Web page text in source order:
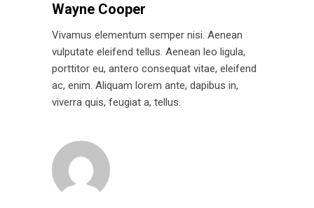
Wayne Cooper
Vivamus elementum semper nisi. Aenean
vulputate eleifend tellus. Aenean leo ligula,
porttitor eu, antero consequat vitae, eleifend
ac, enim. Aliquam lorem ante, dapibus in,
viverra quis, feugiat a, tellus.